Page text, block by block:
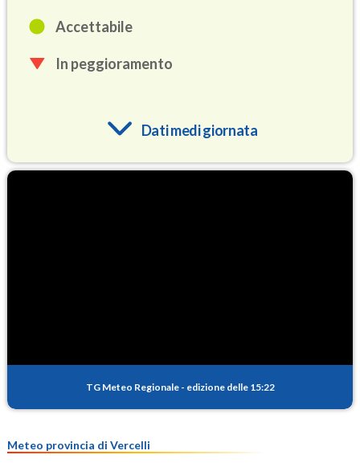
Accettabile
In peggioramento
Dati medi giornata
PM25
TG Meteo Regionale - edizione delle 15:22
Meteo provincia di Vercelli